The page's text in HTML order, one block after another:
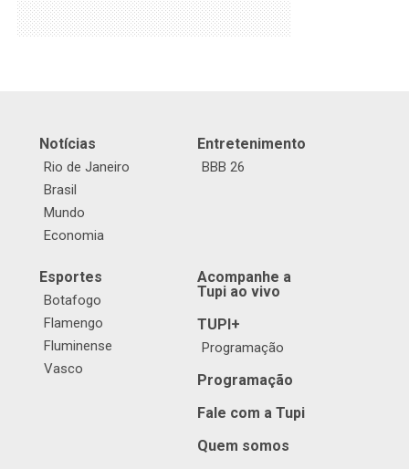
Notícias
Rio de Janeiro
Brasil
Mundo
Economia
Entretenimento
BBB 26
Esportes
Botafogo
Flamengo
Fluminense
Vasco
Acompanhe a
Tupi ao vivo
TUPI+
Programação
Programação
Fale com a Tupi
Quem somos